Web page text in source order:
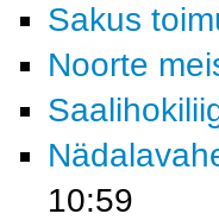
Sakus
Noorte
10:59